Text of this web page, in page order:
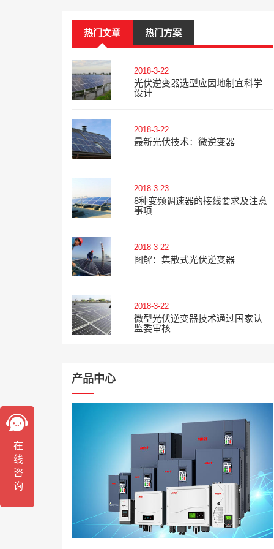
热门文章 热门方案
2018-3-22
光伏逆变器选型应因地制宜科学
设计
2018-3-22
最新光伏技术：微逆变器
2018-3-23
8种变频调速器的接线要求及注意
事项
2018-3-22
图解：集散式光伏逆变器
2018-3-22
微型光伏逆变器技术通过国家认
监委审核
产品中心
在线咨询